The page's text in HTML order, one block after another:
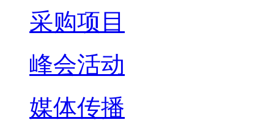
采购项目
峰会活动
媒体传播